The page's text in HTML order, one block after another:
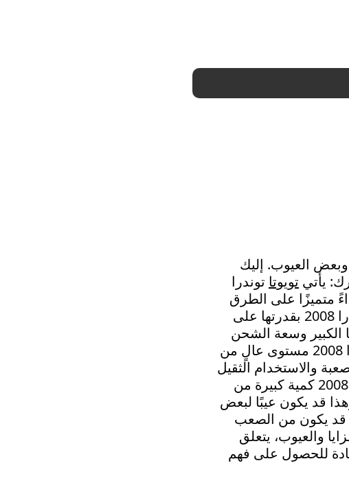
وبعض العيوب. إليك
تويوتا توندرا
متميزًا على الطرق
توندرا 2008 بقدرتها على
الكبير وسعة الشحن
توندرا 2008 مستوى عالٍ من
والاستخدام الثقيل
توندرا 2008 كمية كبيرة من
قد يكون عيبًا لبعض
2008، قد يكون من الصعب
والعيوب، يتعلق
للحصول على فهم